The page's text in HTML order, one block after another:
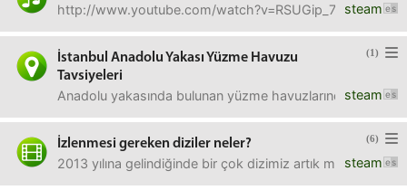
steam
http://www.youtube.com/watch?v=RSUGip_7kRE
(1)
İstanbul Anadolu Yakası Yüzme Havuzu
Tavsiyeleri
steam
Anadolu yakasında bulunan yüzme havuzlarından
(6)
İzlenmesi gereken diziler neler?
steam
2013 yılına gelindiğinde bir çok dizimiz artık mefta olup